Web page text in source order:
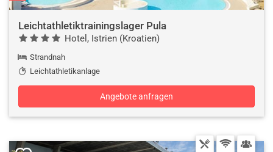
Leichtathletiktrainingslager Pula
Hotel, Istrien (Kroatien)
Strandnah
Leichtathletikanlage
Angebote anfragen